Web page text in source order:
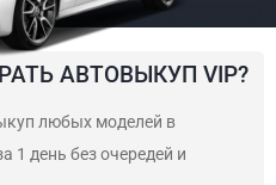
АВТОВЫКУП VIP?
любых моделей в
1 день без очередей и